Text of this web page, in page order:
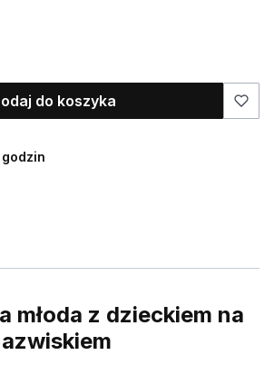
do koszyka
młoda z dzieckiem na